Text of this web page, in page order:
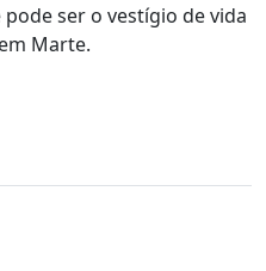
ser o vestígio de vida
Marte.